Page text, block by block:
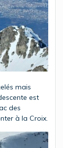
mais
est
des
à la Croix.